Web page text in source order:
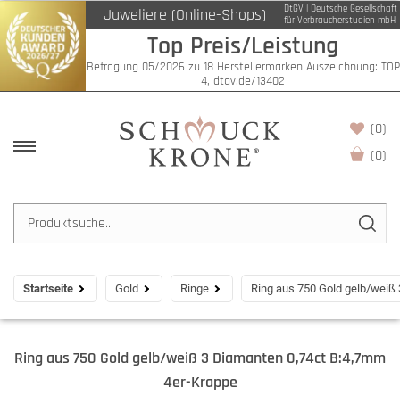
Juweliere (Online-Shops)
DtGV | Deutsche Gesellschaft
für Verbraucherstudien mbH
Top Preis/Leistung
Befragung 05/2026 zu 18 Herstellermarken Auszeichnung: TOP
4, dtgv.de/13402
(0)
(0)
Startseite Gold Ringe Ring aus 750 Gold gelb/
Ring aus 750 Gold gelb/weiß 3 Diamanten 0,74ct B:4,7mm
4er-Krappe